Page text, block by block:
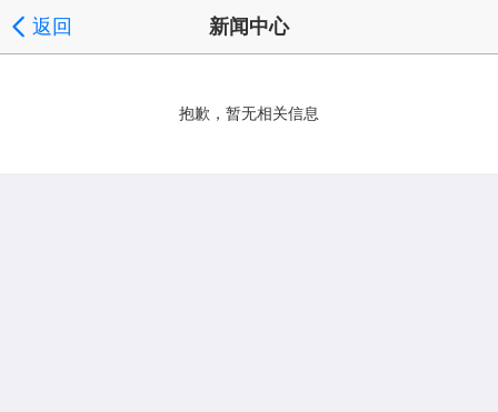
返回 新闻中心
抱歉，暂无相关信息